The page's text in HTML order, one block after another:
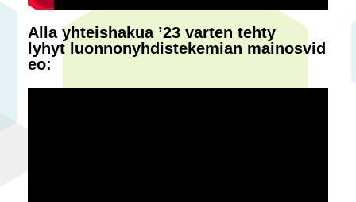
Alla yhteishakua ’23 varten tehty
lyhyt luonnonyhdistekemian mainosvid
eo: